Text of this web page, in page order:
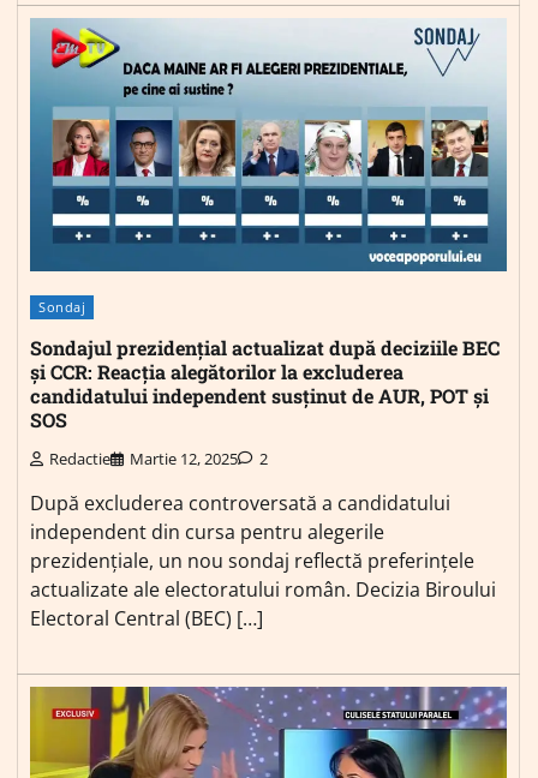
Sondaj
Sondajul prezidențial actualizat după deciziile BEC
și CCR: Reacția alegătorilor la excluderea
candidatului independent susținut de AUR, POT și
SOS
Redactie Martie 12, 2025 2
După excluderea controversată a candidatului
independent din cursa pentru alegerile
prezidențiale, un nou sondaj reflectă preferințele
actualizate ale electoratului român. Decizia Biroului
Electoral Central (BEC) […]